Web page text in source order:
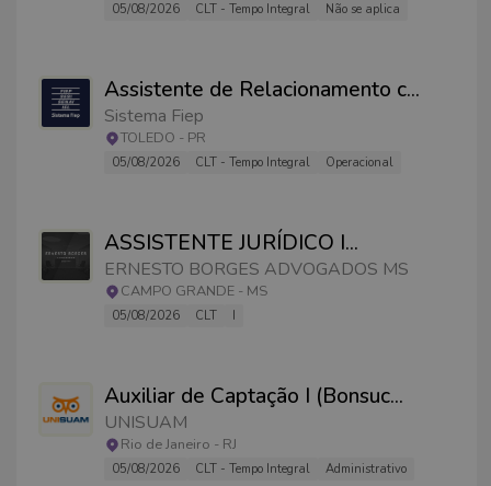
05/08/2026 CLT - Tempo Integral Não se aplica
Assistente de Relacionamento c...
Sistema Fiep
TOLEDO - PR
05/08/2026 CLT - Tempo Integral Operacional
ASSISTENTE JURÍDICO I...
ERNESTO BORGES ADVOGADOS MS
CAMPO GRANDE - MS
05/08/2026 CLT I
Auxiliar de Captação I (Bonsuc...
UNISUAM
Rio de Janeiro - RJ
05/08/2026 CLT - Tempo Integral Administrativo